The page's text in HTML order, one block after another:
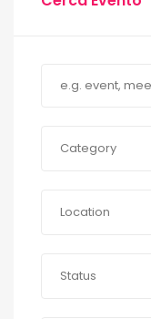
Category
Location
Status